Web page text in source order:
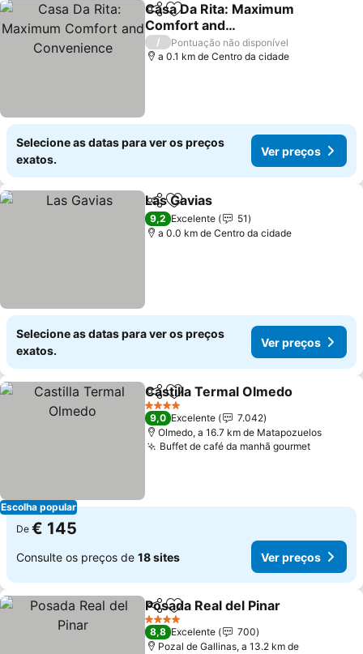
PartilharAdicionar aos favoritos
Casa Da Rita: Maximum
Comfort and
Convenience
/
Pontuação não disponível
a 0.1 km de Centro da cidade
Selecione as datas para ver os preços
exatos.
Ver preços
PartilharAdicionar aos favoritos
Las Gavias
9,2 Excelente
51
a 0.0 km de Centro da cidade
Selecione as datas para ver os preços
exatos.
Ver preços
Escolha popular
PartilharAdicionar aos favoritos
Castilla Termal Olmedo
4 Estrelas
9,0 Excelente
7.042
Olmedo, a 16.7 km de Matapozuelos
Buffet de café da manhã gourmet
De € 145
Consulte os preços de 18 sites Ver preços
PartilharAdicionar aos favoritos
Posada Real del Pinar
4 Estrelas
8,8 Excelente
700
Pozal de Gallinas, a 13.2 km de